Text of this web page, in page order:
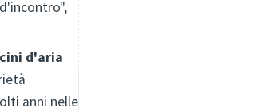
d'aria
anni nelle